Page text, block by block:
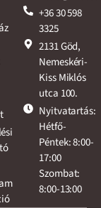
+36 30 598
3325
2131 Göd,
Nemeskéri-
Kiss Miklós
utca 100.
Nyitvatartás:
Hétfő-
Péntek: 8:00-
17:00
Szombat:
8:00-13:00